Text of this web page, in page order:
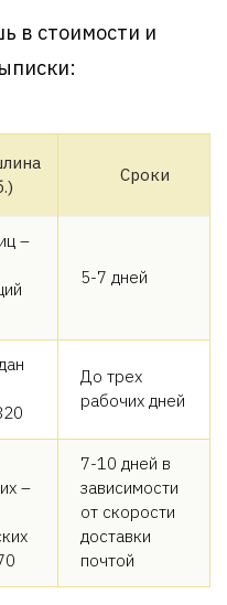
в стоимости и
Сроки
–
5-7 дней
До трех
рабочих дней
–
7-10 дней в
зависимости
от скорости
доставки
почтой